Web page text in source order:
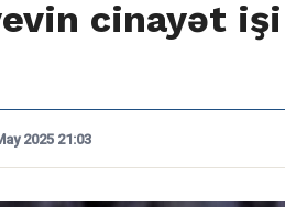
cinayət
2025 21:03